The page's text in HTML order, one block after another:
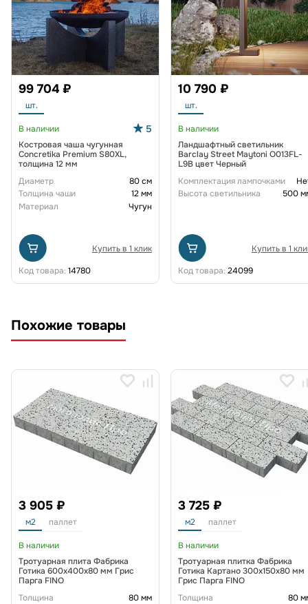
99 704 ₽
шт.
В наличии 5
Костровая чаша чугунная
Concretika Premium S80XL,
толщина 12 мм
Диаметр
80 см
Толщина чаши
12 мм
Материал
Чугун
Купить в 1 клик
Код товара: 14780
10 790 ₽
шт.
В наличии
Ландшафтный светильник
Barclay Street Maytoni O013FL-
L9B цвет Черный
Комплектация лампочками
Высота светильника
500
Купить в 1
Код товара: 24099
Похожие товары
3 905 ₽
м2 паллет
В наличии
Тротуарная плита Фабрика
Готика 600х400х80 мм Грис
Парга FINO
Толщина
80 мм
3 725 ₽
м2 паллет
В наличии
Тротуарная плитка Фабрика
Готика Картано 300х150х80 мм
Грис Парга FINO
Толщина
80